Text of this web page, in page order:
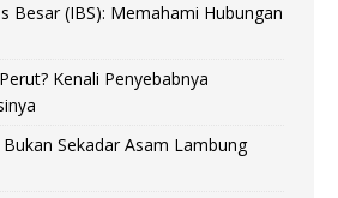
Besar (IBS): Memahami Hubungan
Kenali Penyebabnya
Sekadar Asam Lambung